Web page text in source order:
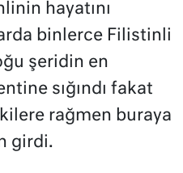
hayatını
binlerce Filistinli
şeridin en
sığındı fakat
rağmen buraya
girdi.